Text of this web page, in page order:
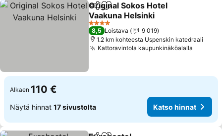
Jaa Lisää suosikkeihin
Original Sokos Hotel
Vaakuna Helsinki
4 Tähtiluokitus
8,5 Loistava
9 019
1.2 km kohteesta Uspenskin katedraali
Kattoravintola kaupunkinäköalalla
Alkaen 110 €
Näytä hinnat 17 sivustolta Katso hinnat